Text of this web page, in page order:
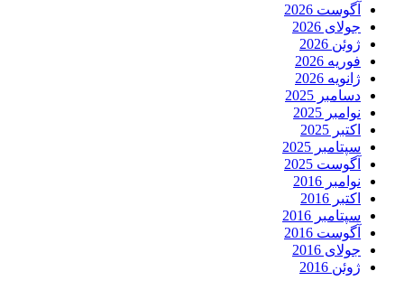
آگوست 2026
جولای 2026
ژوئن 2026
فوریه 2026
ژانویه 2026
دسامبر 2025
نوامبر 2025
اکتبر 2025
سپتامبر 2025
آگوست 2025
نوامبر 2016
اکتبر 2016
سپتامبر 2016
آگوست 2016
جولای 2016
ژوئن 2016